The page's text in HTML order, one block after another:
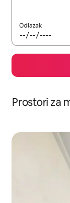
Odlazak
Prostori za